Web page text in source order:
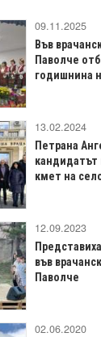
09.11.2025
Във
Паволче
годишнина
13.02.2024
Петрана
кандидатът
кмет на
12.09.2023
във
Паволче
02.06.2020